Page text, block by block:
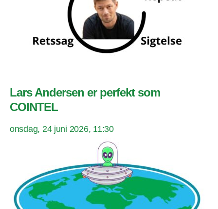
Lars Andersen er perfekt som
COINTEL
onsdag, 24 juni 2026, 11:30